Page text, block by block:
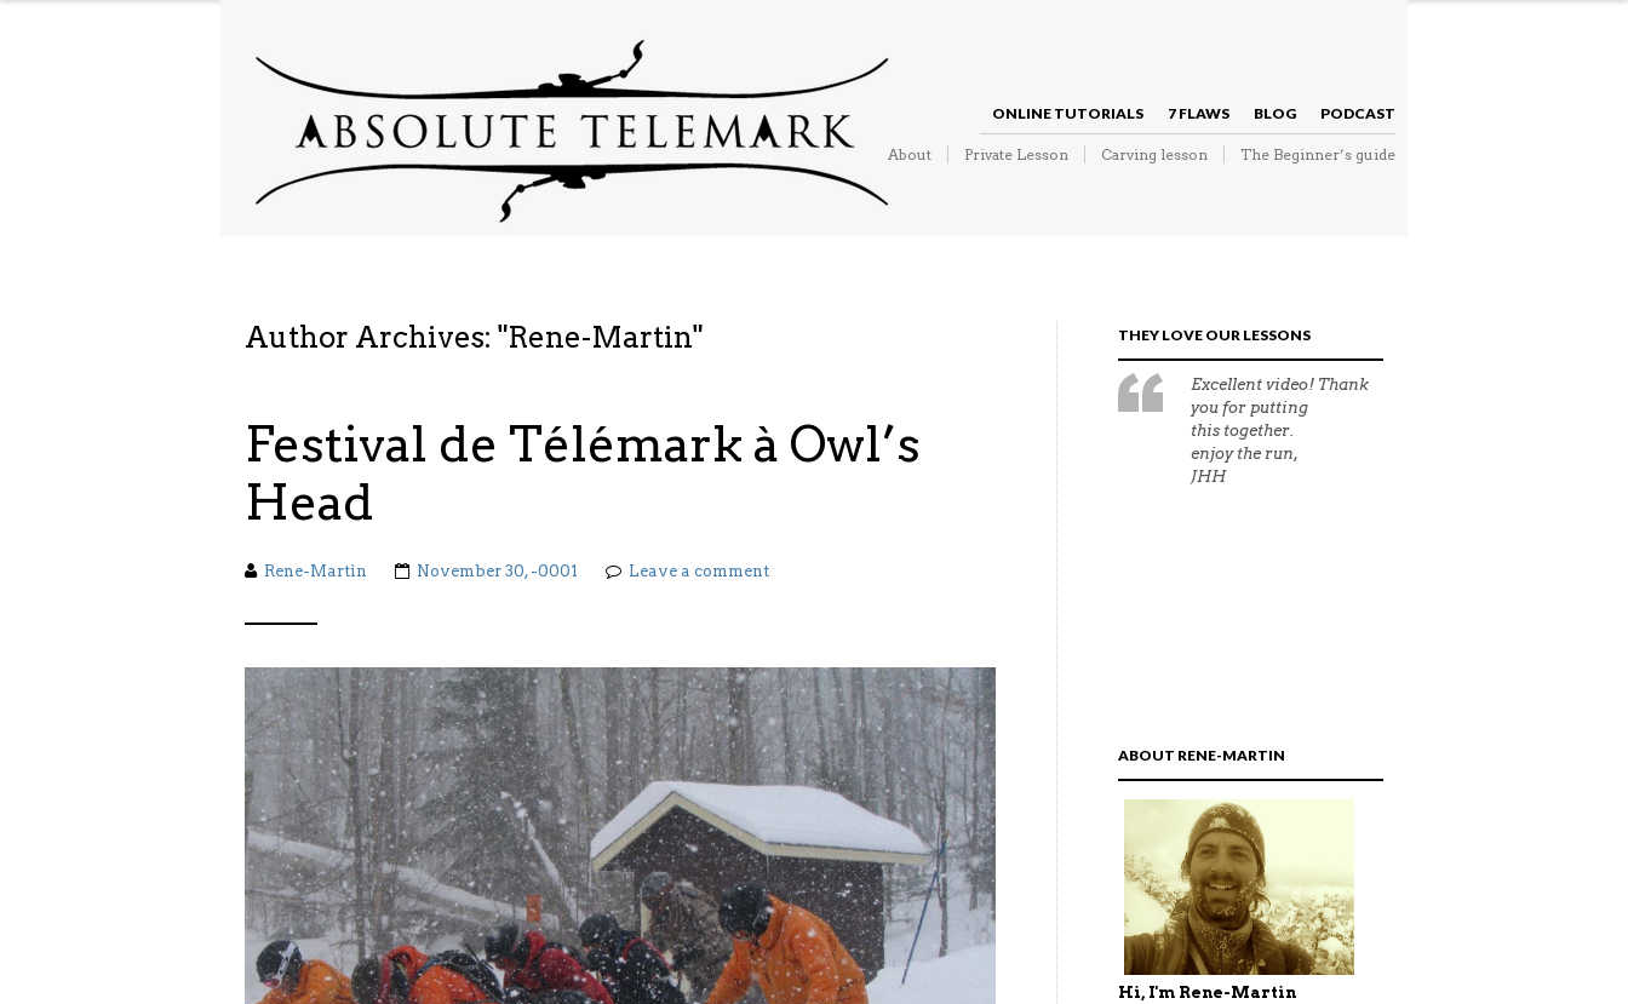
ONLINE TUTORIALS 7 FLAWS BLOG PODCAST
About Private Lesson Carving lesson The Beginner’s guide
Author Archives: "Rene-Martin"
Festival de Télémark à Owl’s
Head
Rene-Martin November 30, -0001 Leave a comment
THEY LOVE OUR LESSONS
Very good video!! Helps
a lot to improve even if
you're an advanced tele-
skier!!
Thanks again
ABOUT RENE-MARTIN
Hi, I'm Rene-Martin